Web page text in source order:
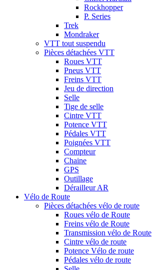
Rockhopper
P. Series
Trek
Mondraker
VTT tout suspendu
Pièces détachées VTT
Roues VTT
Pneus VTT
Freins VTT
Jeu de direction
Selle
Tige de selle
Cintre VTT
Potence VTT
Pédales VTT
Poignées VTT
Compteur
Chaine
GPS
Outillage
Dérailleur AR
Vélo de Route
Pièces détachées vélo de route
Roues vélo de Route
Freins vélo de Route
Transmission vélo de Route
Cintre vélo de route
Potence Vélo de route
Pédales vélo de route